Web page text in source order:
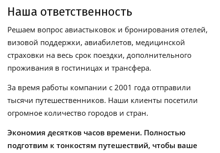
Наша ответственность
Решаем вопрос авиастыковок и бронирования отелей,
визовой поддержки, авиабилетов, медицинской
страховки на весь срок поездки, дополнительного
проживания в гостиницах и трансфера.
За время работы компании с 2001 года отправили
тысячи путешественников. Наши клиенты посетили
огромное количество городов и стран.
Экономия десятков часов времени. Полностью
подготвим к тонкостям путешествий, чтобы ваше